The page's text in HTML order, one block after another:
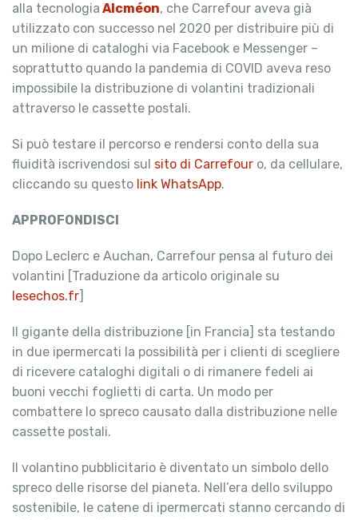
alla tecnologia Alcméon, che Carrefour aveva già
utilizzato con successo nel 2020 per distribuire più di
un milione di cataloghi via Facebook e Messenger –
soprattutto quando la pandemia di COVID aveva reso
impossibile la distribuzione di volantini tradizionali
attraverso le cassette postali.
Si può testare il percorso e rendersi conto della sua
fluidità iscrivendosi sul sito di Carrefour o, da cellulare,
cliccando su questo link WhatsApp.
APPROFONDISCI
Dopo Leclerc e Auchan, Carrefour pensa al futuro dei
volantini [Traduzione da articolo originale su
lesechos.fr
Il gigante della distribuzione [in Francia] sta testando
in due ipermercati la possibilità per i clienti di scegliere
di ricevere cataloghi digitali o di rimanere fedeli ai
buoni vecchi foglietti di carta. Un modo per
combattere lo spreco causato dalla distribuzione nelle
cassette postali.
Il volantino pubblicitario è diventato un simbolo dello
spreco delle risorse del pianeta. Nell’era dello sviluppo
sostenibile, le catene di ipermercati stanno cercando di